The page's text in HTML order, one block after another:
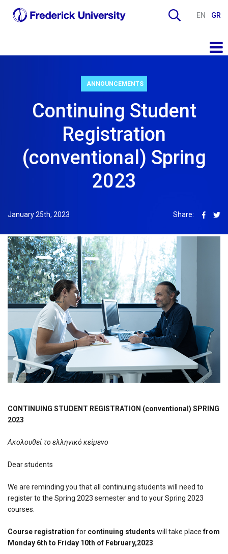
EN GR
ANNOUNCEMENTS
Continuing Student
Registration
(conventional) Spring
2023
January 25th, 2023 Share:
CONTINUING STUDENT REGISTRATION (conventional) SPRING
2023
Ακολουθεί το ελληνικό κείμενο
Dear students
We are reminding you that all continuing students will need to
register to the Spring 2023 semester and to your Spring 2023
courses.
Course registration for continuing students will take placefrom
Monday 6th to Friday 10th of February,2023